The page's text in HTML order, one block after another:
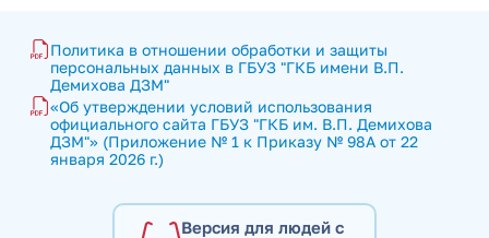
Политика в отношении обработки и защиты
персональных данных в ГБУЗ "ГКБ имени В.П.
Демихова ДЗМ"
«Об утверждении условий использования
официального сайта ГБУЗ "ГКБ им. В.П. Демихова
ДЗМ"» (Приложение № 1 к Приказу № 98А от 22
января 2026 г.)
Версия для людей с